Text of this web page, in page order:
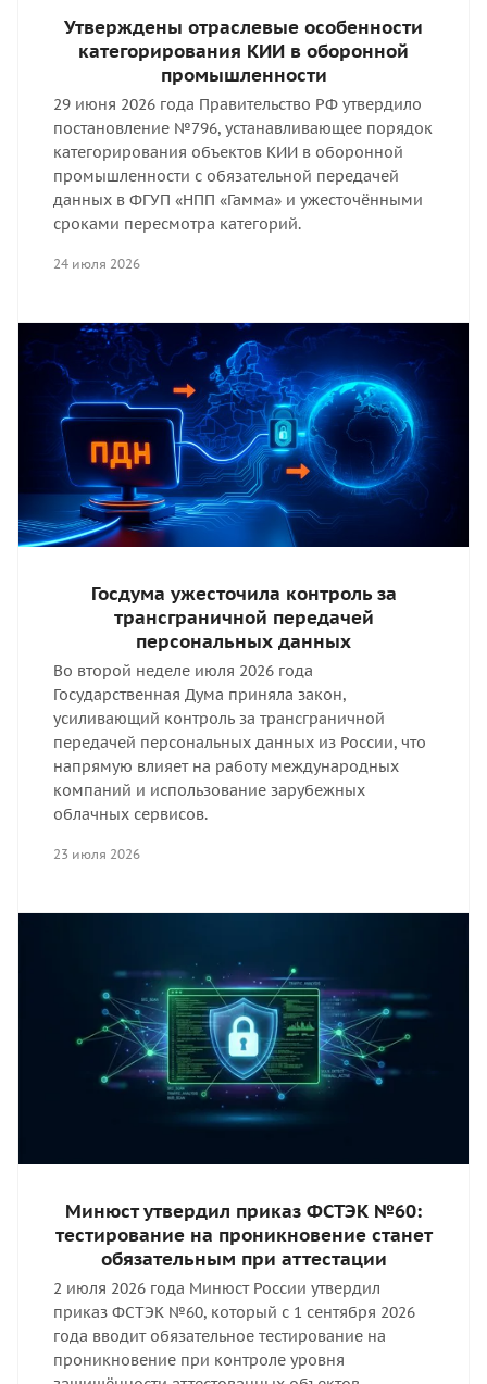
Утверждены отраслевые особенности
категорирования КИИ в оборонной
промышленности
29 июня 2026 года Правительство РФ утвердило
постановление №796, устанавливающее порядок
категорирования объектов КИИ в оборонной
промышленности с обязательной передачей
данных в ФГУП «НПП «Гамма» и ужесточёнными
сроками пересмотра категорий.
24 июля 2026
Госдума ужесточила контроль за
трансграничной передачей
персональных данных
Во второй неделе июля 2026 года
Государственная Дума приняла закон,
усиливающий контроль за трансграничной
передачей персональных данных из России, что
напрямую влияет на работу международных
компаний и использование зарубежных
облачных сервисов.
23 июля 2026
Минюст утвердил приказ ФСТЭК №60:
тестирование на проникновение станет
обязательным при аттестации
2 июля 2026 года Минюст России утвердил
приказ ФСТЭК №60, который с 1 сентября 2026
года вводит обязательное тестирование на
проникновение при контроле уровня